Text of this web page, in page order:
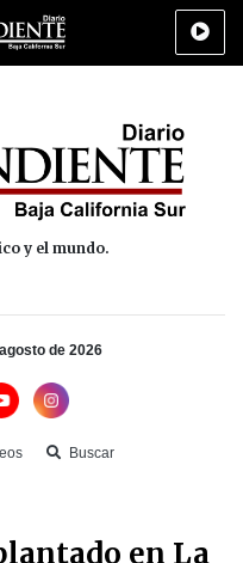
Deportes Cultura
y el mundo.
de 2026
Buscar
en La